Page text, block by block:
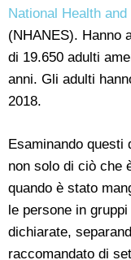
National Health
(NHANES). Hanno
di 19.650 adulti
anni. Gli adulti
2018.
Esaminando questi
non solo di ciò che
quando è stato
le persone in
dichiarate,
raccomandato di